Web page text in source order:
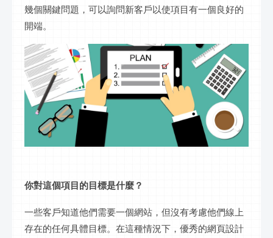
幾個關鍵問題，可以詢問新客戶以使項目有一個良好的
開端。
你對這個項目的目標是什麼？
一些客戶知道他們需要一個網站，但沒有考慮他們線上
存在的任何具體目標。在這種情況下，優秀的網頁設計